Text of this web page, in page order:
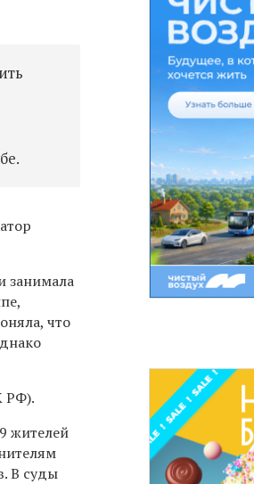
занимала
что
РФ).
жителей
В суды